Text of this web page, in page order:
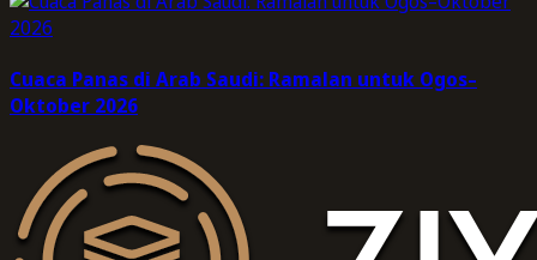
Cuaca Panas di Arab Saudi: Ramalan untuk Ogos–
Oktober 2026